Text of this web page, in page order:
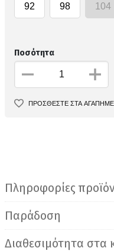
92 98 104
Ποσότητα
ΠΡΟΣΘΕΣΤΕ ΣΤΑ
Πληροφορίες
Παράδοση
Διαθεσιμότητα στα